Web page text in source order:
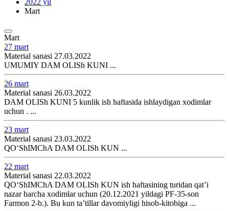
2022 yil
Mart
Mart
27 mart
Material sanasi 27.03.2022
UMUMIY DAM OLISh KUNI ...
26 mart
Material sanasi 26.03.2022
DAM OLISh KUNI 5 kunlik ish haftasida ishlaydigan хodimlar
uchun . ...
23 mart
Material sanasi 23.03.2022
QOʻShIMChA DAM OLISh KUN ...
22 mart
Material sanasi 22.03.2022
QOʻShIMChA DAM OLISh KUN ish haftasining turidan qat’i
nazar barcha хodimlar uchun (20.12.2021 yildagi PF-35-son
Farmon 2-b.). Bu kun ta’tillar davomiyligi hisob-kitobiga ...